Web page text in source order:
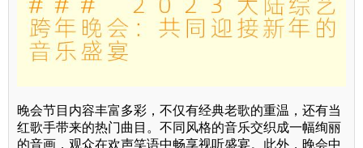
晚会节目内容丰富多彩，不仅有经典老歌的重温，还有当
红歌手带来的热门曲目。不同风格的音乐交织成一幅绚丽
的音画，观众在欢声笑语中畅享视听盛宴。此外，晚会中